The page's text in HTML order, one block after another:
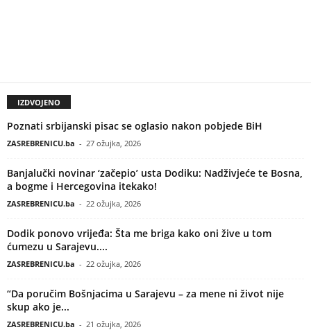
IZDVOJENO
Poznati srbijanski pisac se oglasio nakon pobjede BiH
ZASREBRENICU.ba - 27 ožujka, 2026
Banjalučki novinar ‘začepio’ usta Dodiku: Nadživjeće te Bosna,
a bogme i Hercegovina itekako!
ZASREBRENICU.ba - 22 ožujka, 2026
Dodik ponovo vrijeđa: Šta me briga kako oni žive u tom
ćumezu u Sarajevu....
ZASREBRENICU.ba - 22 ožujka, 2026
“Da poručim Bošnjacima u Sarajevu – za mene ni život nije
skup ako je...
ZASREBRENICU.ba - 21 ožujka, 2026